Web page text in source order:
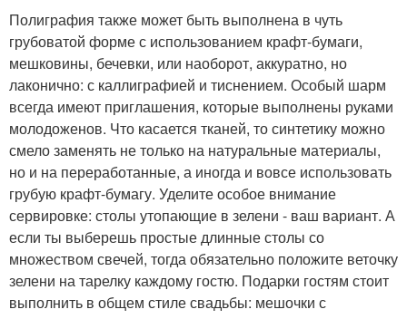
Полиграфия также может быть выполнена в чуть
грубоватой форме с использованием крафт-бумаги,
мешковины, бечевки, или наоборот, аккуратно, но
лаконично: с каллиграфией и тиснением. Особый шарм
всегда имеют приглашения, которые выполнены руками
молодоженов. Что касается тканей, то синтетику можно
смело заменять не только на натуральные материалы,
но и на переработанные, а иногда и вовсе использовать
грубую крафт-бумагу. Уделите особое внимание
сервировке: столы утопающие в зелени - ваш вариант. А
если ты выберешь простые длинные столы со
множеством свечей, тогда обязательно положите веточку
зелени на тарелку каждому гостю. Подарки гостям стоит
выполнить в общем стиле свадьбы: мешочки с